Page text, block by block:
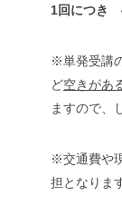
1回につき
※単発受講
ど空きがあ
ますので、
※交通費や
担となりま